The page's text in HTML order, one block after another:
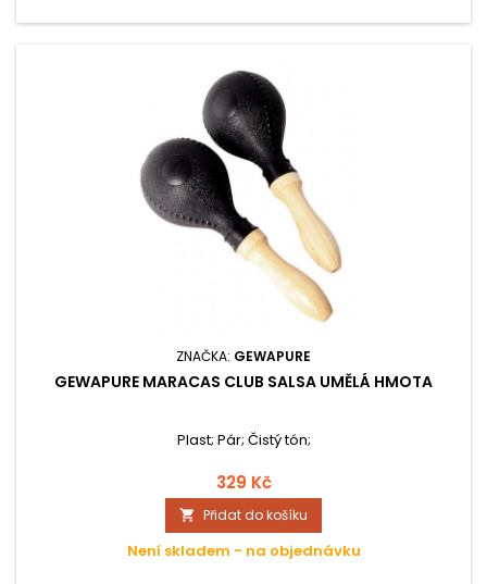
ZNAČKA: GEWAPURE
GEWAPURE MARACAS CLUB SALSA UMĚLÁ HMOTA
Plast; Pár; Čistý tón;
329 Kč
 Přidat do košíku
Není skladem - na objednávku